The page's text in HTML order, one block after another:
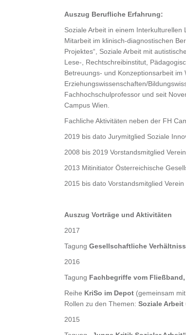
Auszug Berufliche Erfahrung:
Soziale Arbeit in einem
Mitarbeit im klinisch-diagnostischen
Projektes“, Soziale Arbeit mit
Lese-, Rechtschreibinstitut,
Betreuungs- und Konzeptionsarbeit
Erziehungswissenschaften/
Fachhochschulprofessor und seit
Campus Wien.
Fachliche Aktivitäten neben der FH
2019 bis dato Jurymitglied Soziale
2008 bis 2019 Vorstandsmitglied
2013 Mitinitiator Österreichische
2015 bis dato Vorstandsmitglied
Auszug Vorträge und Aktivitäten
2017
Tagung Gesellschaftliche
2016
Tagung Fachbegriffe vom Fließband,
Reihe KriSo im Depot (gemeinsam
Rollen zu den Themen: Soziale
2015